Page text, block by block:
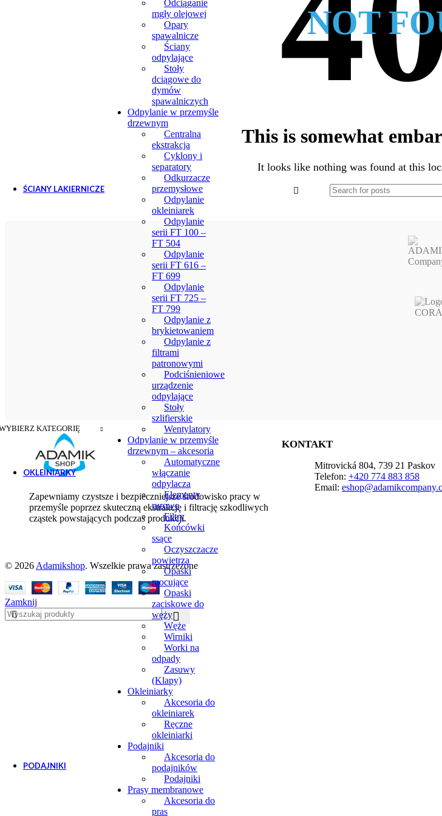
KATEGORIĘ
Odciąganie
mgły olejowej
Opary
spawalnicze
Ściany
odpylające
Stoły
dciągowe do
dymów
spawalniczych
Odpylanie w przemyśle
drzewnym
Centralna
ekstrakcja
Cyklony i
separatory
Odkurzacze
przemysłowe
Odpylanie
okleiniarek
Odpylanie
serii FT 100 –
FT 504
Odpylanie
serii FT 616 –
FT 699
Odpylanie
serii FT 725 –
FT 799
Odpylanie z
brykietowaniem
Odpylanie z
filtrami
patronowymi
Podciśnieniowe
urządzenie
odpylające
Stoły
szlifierskie
Wentylatory
Odpylanie w przemyśle
drzewnym – akcesoria
Automatyczne
włączanie
odpylacza
Elementy
rurowe
Filtry
Końcówki
ssące
Oczyszczacze
powietrza
Opaski
mocujące
Opaski
zaciskowe do
węży
Węże
Wirniki
Worki na
odpady
Zasuwy
(Klapy)
Okleiniarky
Akcesoria do
okleiniarek
Ręczne
okleiniarki
Podajniki
Akcesoria do
podajników
Podajniki
Prasy membranowe
Akcesoria do
pras
ŚCIANY LAKIERNICZE
Ściany lakiernicze
Akcesoria do ścian lakierniczych
Wentylatory do ścian lakierniczych
OKLEINIARKY
Ręczne okleiniarki
Akcesoria do okleiniarek
PODAJNIKI
Podajniki
Akcesoria do podajników
NOT
This is somewhat
It looks like nothing was found at this
Zapewniamy czystsze i bezpieczniejsze środowisko pracy w
przemyśle poprzez skuteczną ekstrakcję i filtrację szkodliwych
cząstek powstających podczas produkcji.
KONTAKT
Mitrovická 804, 739 21 Paskov
Telefon: +420 774 883 858
Email:
© 2026 Adamikshop. Wszelkie prawa zastrzeżone
Zamknij